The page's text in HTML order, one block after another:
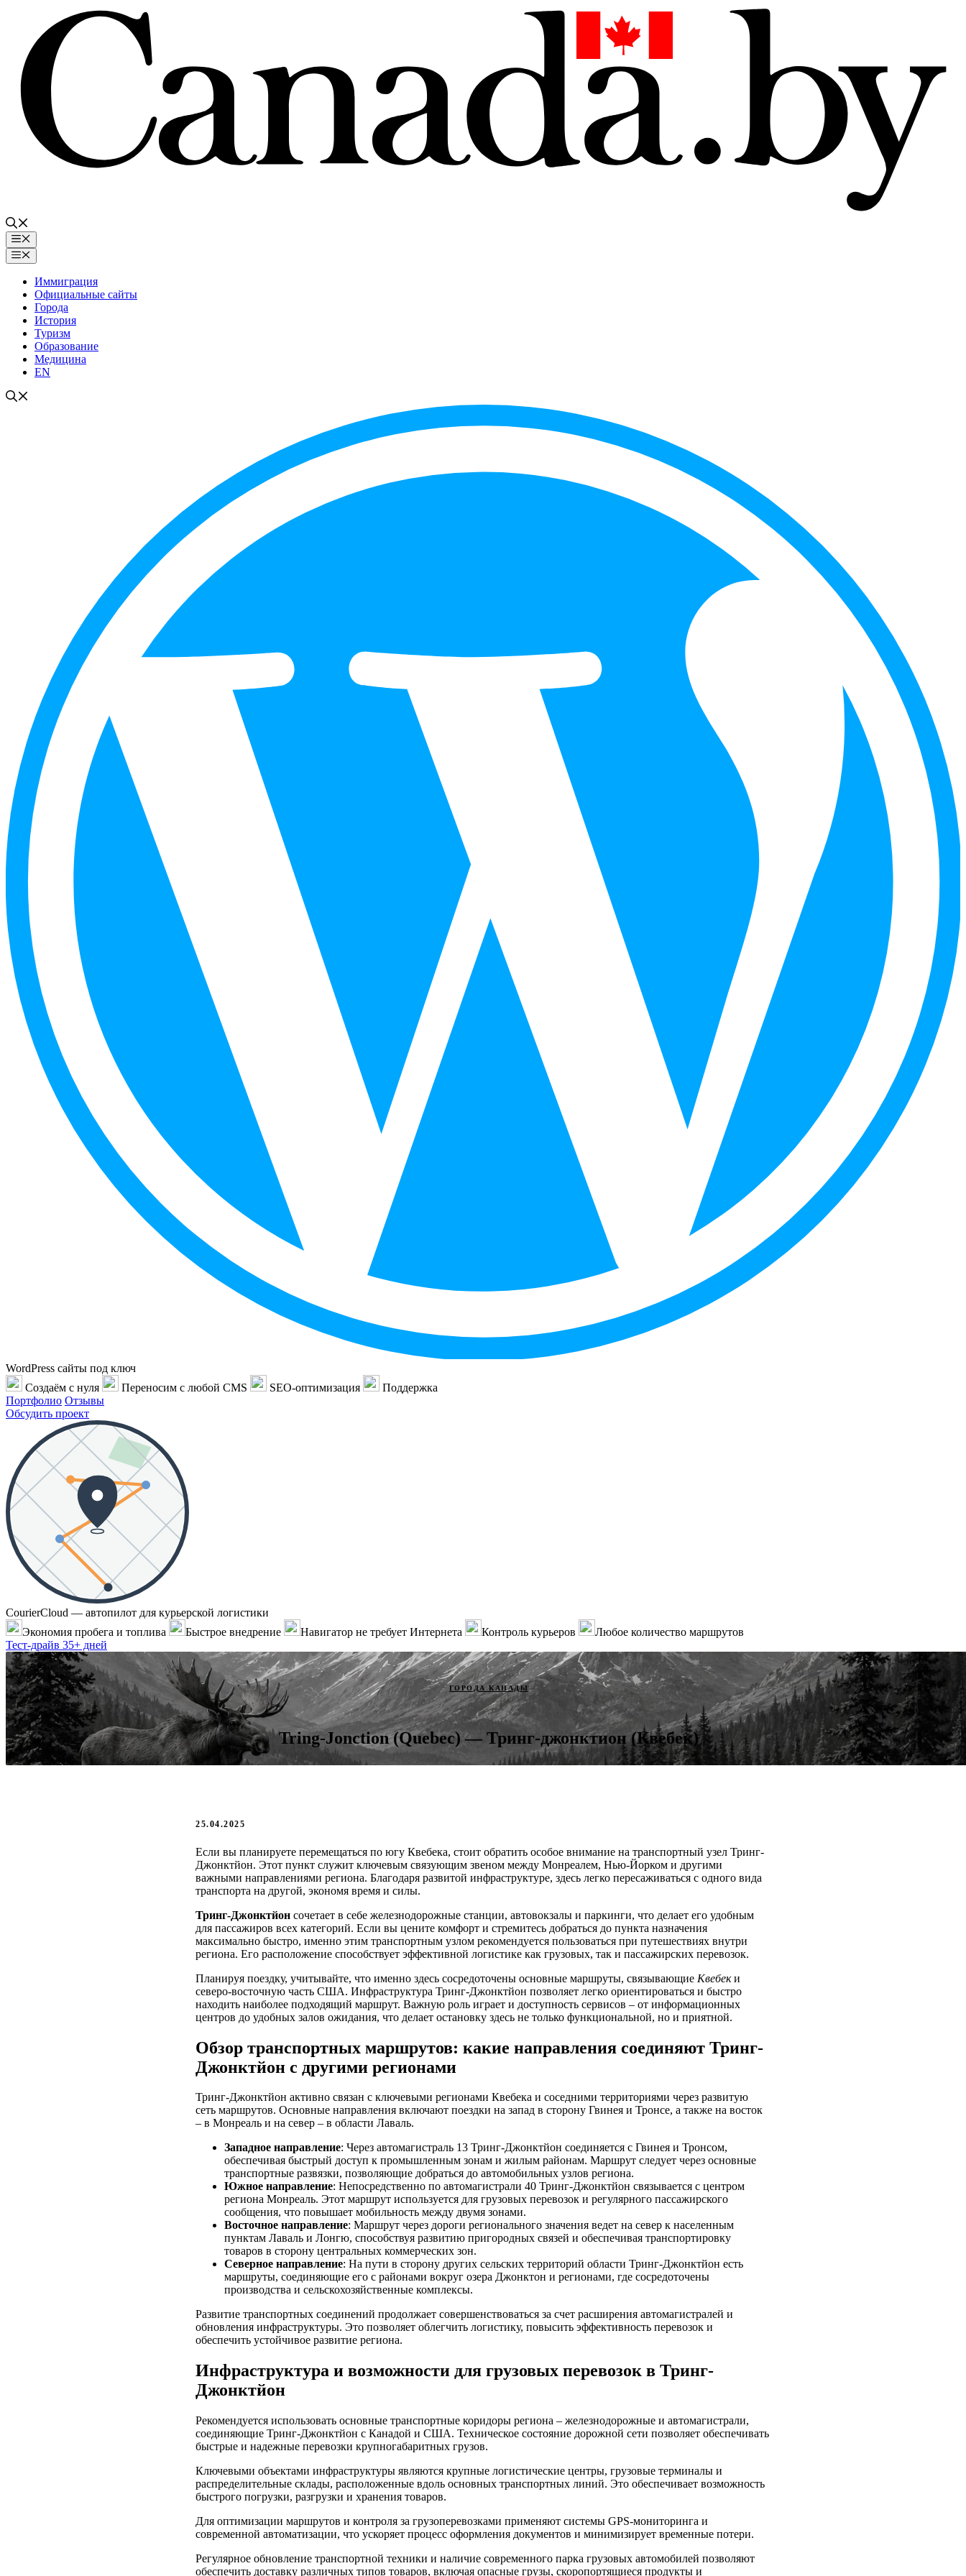
содержимому
Меню
Меню
Иммиграция
Официальные сайты
Города
История
Туризм
Образование
Медицина
EN
WordPress сайты под ключ
Создаём с нуля
Переносим с любой CMS SEO-оптимизация
Поддержка
Портфолио Отзывы
Обсудить проект
CourierCloud — автопилот для курьерской логистики
Экономия пробега и топлива
Быстрое внедрение Навигатор не требует Интернета Контроль курьеров
Любое количество маршрутов
Тест-драйв 35+ дней
ГОРОДА КАНАДЫ
Tring-Jonction (Quebec) — Тринг-джонктион (Квебек)
25.04.2025
Если вы планируете перемещаться по югу Квебека, стоит обратить особое внимание на транспортный узел Тринг-
Джонктйон. Этот пункт служит ключевым связующим звеном между Монреалем, Нью-Йорком и другими
важными направлениями региона. Благодаря развитой инфраструктуре, здесь легко пересаживаться с одного вида
транспорта на другой, экономя время и силы.
Тринг-Джонктйон сочетает в себе железнодорожные станции, автовокзалы и паркинги, что делает его удобным
для пассажиров всех категорий. Если вы цените комфорт и стремитесь добраться до пункта назначения
максимально быстро, именно этим транспортным узлом рекомендуется пользоваться при путешествиях внутри
региона. Его расположение способствует эффективной логистике как грузовых, так и пассажирских перевозок.
Планируя поездку, учитывайте, что именно здесь сосредоточены основные маршруты, связывающие Квебеки
северо-восточную часть США. Инфраструктура Тринг-Джонктйон позволяет легко ориентироваться и быстро
находить наиболее подходящий маршрут. Важную роль играет и доступность сервисов – от информационных
центров до удобных залов ожидания, что делает остановку здесь не только функциональной, но и приятной.
Обзор транспортных маршрутов: какие направления соединяют Тринг-
Джонктйон с другими регионами
Тринг-Джонктйон активно связан с ключевыми регионами Квебека и соседними территориями через развитую
сеть маршрутов. Основные направления включают поездки на запад в сторону Гвинея и Тронсе, а также на восток
– в Монреаль и на север – в области Лаваль.
Западное направление: Через автомагистраль 13 Тринг-Джонктйон соединяется с Гвинея и Тронсом,
обеспечивая быстрый доступ к промышленным зонам и жилым районам. Маршрут следует через основные
транспортные развязки, позволяющие добраться до автомобильных узлов региона.
Южное направление: Непосредственно по автомагистрали 40 Тринг-Джонктйон связывается с центром
региона Монреаль. Этот маршрут используется для грузовых перевозок и регулярного пассажирского
сообщения, что повышает мобильность между двумя зонами.
Восточное направление: Маршрут через дороги регионального значения ведет на север к населенным
пунктам Лаваль и Лонгю, способствуя развитию пригородных связей и обеспечивая транспортировку
товаров в сторону центральных коммерческих зон.
Северное направление: На пути в сторону других сельских территорий области Тринг-Джонктйон есть
маршруты, соединяющие его с районами вокруг озера Джонктон и регионами, где сосредоточены
производства и сельскохозяйственные комплексы.
Развитие транспортных соединений продолжает совершенствоваться за счет расширения автомагистралей и
обновления инфраструктуры. Это позволяет облегчить логистику, повысить эффективность перевозок и
обеспечить устойчивое развитие региона.
Инфраструктура и возможности для грузовых перевозок в Тринг-
Джонктйон
Рекомендуется использовать основные транспортные коридоры региона – железнодорожные и автомагистрали,
соединяющие Тринг-Джонктйон с Канадой и США. Техническое состояние дорожной сети позволяет обеспечивать
быстрые и надежные перевозки крупногабаритных грузов.
Ключевыми объектами инфраструктуры являются крупные логистические центры, грузовые терминалы и
распределительные склады, расположенные вдоль основных транспортных линий. Это обеспечивает возможность
быстрого погрузки, разгрузки и хранения товаров.
Для оптимизации маршрутов и контроля за грузоперевозками применяют системы GPS-мониторинга и
современной автоматизации, что ускоряет процесс оформления документов и минимизирует временные потери.
Регулярное обновление транспортной техники и наличие современного парка грузовых автомобилей позволяют
обеспечить доставку различных типов товаров, включая опасные грузы, скоропортящиеся продукты и